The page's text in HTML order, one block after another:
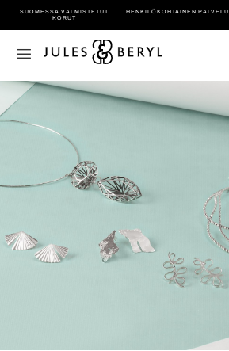
SUOMESSA VALMISTETUT
KORUT
HENKILÖ­KOHTAINEN PALVELU